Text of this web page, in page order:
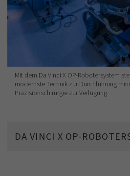
Mit dem Da Vinci X OP-Robotersystem
modernste Technik zur Durchführung
Präzisionschirurgie zur Verfügung.
DA VINCI X OP-